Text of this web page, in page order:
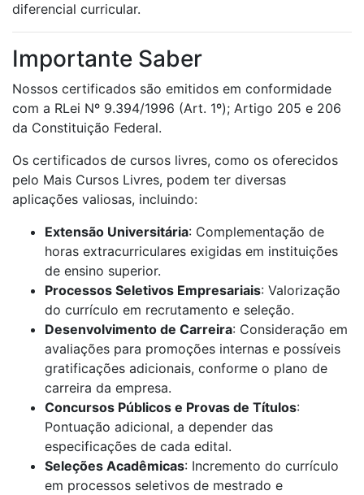
diferencial curricular.
Importante Saber
Nossos certificados são emitidos em conformidade
com a RLei Nº 9.394/1996 (Art. 1º); Artigo 205 e 206
da Constituição Federal.
Os certificados de cursos livres, como os oferecidos
pelo Mais Cursos Livres, podem ter diversas
aplicações valiosas, incluindo:
Extensão Universitária: Complementação de
horas extracurriculares exigidas em instituições
de ensino superior.
Processos Seletivos Empresariais: Valorização
do currículo em recrutamento e seleção.
Desenvolvimento de Carreira: Consideração em
avaliações para promoções internas e possíveis
gratificações adicionais, conforme o plano de
carreira da empresa.
Concursos Públicos e Provas de Títulos:
Pontuação adicional, a depender das
especificações de cada edital.
Seleções Acadêmicas: Incremento do currículo
em processos seletivos de mestrado e